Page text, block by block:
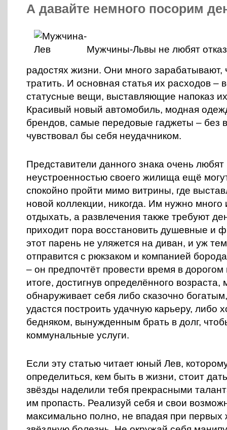
А давайте немного посорим
Мужчины-Львы не любят
радостях жизни. Они много зарабатывают,
тратить. И основная статья их расходов –
статусные вещи, выставляющие напоказ
Красивый новый автомобиль, модная
брендов, самые передовые гаджеты – без
чувствовал бы себя неудачником.
Представители данного знака очень
неустроенностью своего жилища ещё
спокойно пройти мимо витрины, где
новой коллекции, никогда. Им нужно много
отдыхать, а развлечения также требуют
приходит пора восстановить душевные и
этот парень не уляжется на диван, и уж
отправится с рюкзаком и компанией
– он предпочтёт провести время в
итоге, достигнув определённого
обнаруживает себя либо сказочно
удастся построить удачную карьеру, либо
бедняком, вынужденным брать в долг,
коммунальные услуги.
Если эту статью читает юный Лев,
определиться, кем быть в жизни, стоит
звёзды наделили тебя прекрасными
им пропасть. Реализуй себя и свои
максимально полно, не впадая при первых